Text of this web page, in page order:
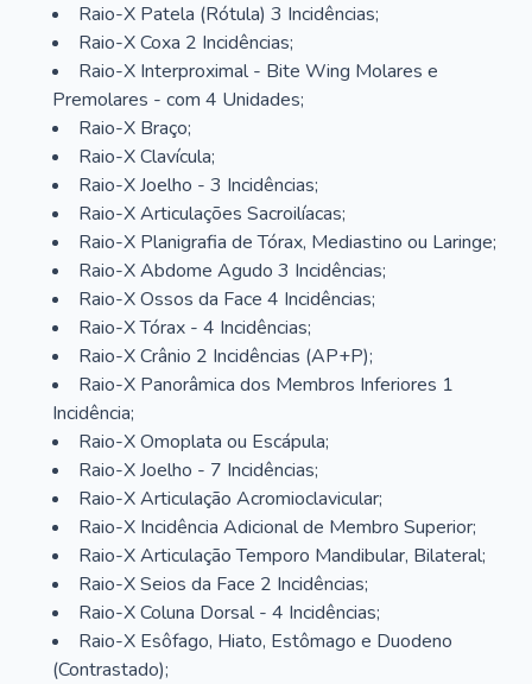
Raio-X Patela (Rótula) 3 Incidências;
Raio-X Coxa 2 Incidências;
Raio-X Interproximal - Bite Wing Molares e
Premolares - com 4 Unidades;
Raio-X Braço;
Raio-X Clavícula;
Raio-X Joelho - 3 Incidências;
Raio-X Articulações Sacroilíacas;
Raio-X Planigrafia de Tórax, Mediastino ou Laringe;
Raio-X Abdome Agudo 3 Incidências;
Raio-X Ossos da Face 4 Incidências;
Raio-X Tórax - 4 Incidências;
Raio-X Crânio 2 Incidências (AP+P);
Raio-X Panorâmica dos Membros Inferiores 1
Incidência;
Raio-X Omoplata ou Escápula;
Raio-X Joelho - 7 Incidências;
Raio-X Articulação Acromioclavicular;
Raio-X Incidência Adicional de Membro Superior;
Raio-X Articulação Temporo Mandibular, Bilateral;
Raio-X Seios da Face 2 Incidências;
Raio-X Coluna Dorsal - 4 Incidências;
Raio-X Esôfago, Hiato, Estômago e Duodeno
(Contrastado);